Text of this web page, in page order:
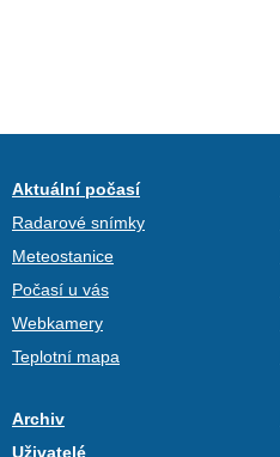
Aktuální počasí
Radarové snímky
Meteostanice
Počasí u vás
Webkamery
Teplotní mapa
Archiv
Uživatelé